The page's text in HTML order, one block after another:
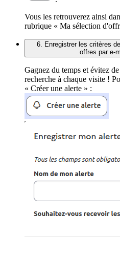
Vous les retrouverez ainsi
rubrique « Ma sélection
6. Enregistrer les critères
offres par e-
Gagnez du temps et évitez
recherche à chaque visite !
« Créer une alerte » :